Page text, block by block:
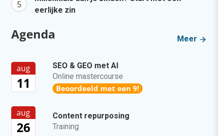
eerlijke zin
Agenda Meer
aug
11
SEO & GEO met AI
Online mastercourse
Beoordeeld met een 9!
aug
26
Content repurposing
Training